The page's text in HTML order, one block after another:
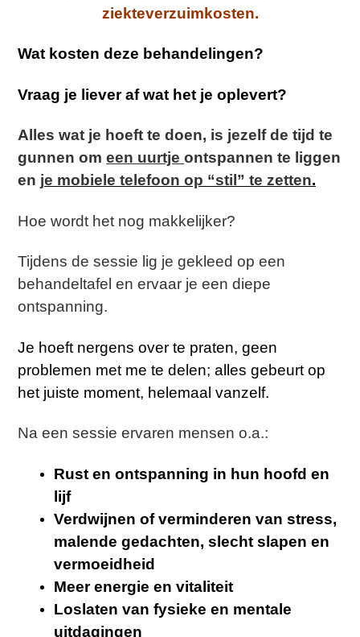
ziekteverzuimkosten.
Wat kosten deze behandelingen?
Vraag je liever af wat het je oplevert?
Alles wat je hoeft te doen, is jezelf de tijd te
gunnen om een uurtje ontspannen te liggen
en je mobiele telefoon op “stil” te zetten.
Hoe wordt het nog makkelijker?
Tijdens de sessie lig je gekleed op een
behandeltafel en ervaar je een diepe
ontspanning.
Je hoeft nergens over te praten, geen
problemen met me te delen; alles gebeurt op
het juiste moment, helemaal vanzelf.
Na een sessie ervaren mensen o.a.:
Rust en ontspanning in hun hoofd en
lijf
Verdwijnen of verminderen van stress,
malende gedachten, slecht slapen en
vermoeidheid
Meer energie en vitaliteit
Loslaten van fysieke en mentale
uitdagingen